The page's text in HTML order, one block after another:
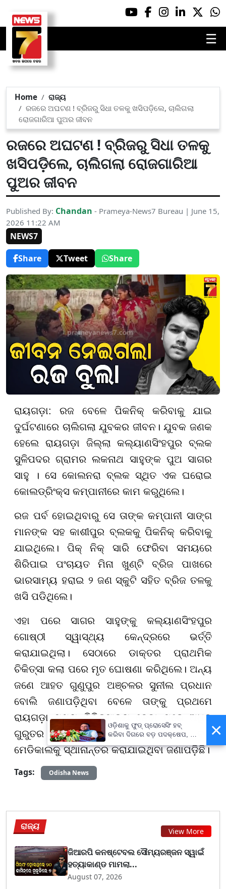
☰
Home
ରାଜ୍ୟ
ରଜରେ ଅଘଟଣ ! ବ୍ରିଜରୁ ସିଧା ତଳକୁ ଖସିପଡ଼ିଲେ, ଚାଲିଗଲା
ରୋଜଗାରିଆ ପୁଅର ଜୀବନ
ରଜରେ ଅଘଟଣ ! ବ୍ରିଜରୁ ସିଧା ତଳକୁ
ଖସିପଡ଼ିଲେ, ଚାଲିଗଲା ରୋଜଗାରିଆ
ପୁଅର ଜୀବନ
Published By: Chandan - Prameya-News7 Bureau | June 15,
2026 11:22 AM
NEWS7
Share
Tweet Share
ରାୟଗଡ଼ା: ରଜ ବେଳେ ପିକନିକ୍ କରିବାକୁ ଯାଇ
ଦୁର୍ଘଟଣାରେ ଚାଲିଗଲା ଯୁବକର ଜୀବନ। ଯୁବକ ଜଣକ
ହେଲେ ରାୟଗଡ଼ା ଜିଲ୍ଲା କଲ୍ୟାଣସିଂହପୁର ବ୍ଲକ
ସୁଳିପଦର ଗ୍ରାମର ଲକନାଥ ସାହୁଙ୍କ ପୁଅ ସାଗର
ସାହୁ । ସେ କୋଲନରା ବ୍ଲକ ସ୍ଥିତ ଏକ ଘରୋଇ
କୋଲଡ୍ରିଂକ୍ସ କମ୍ପାନୀରେ କାମ କରୁଥିଲେ।
ରଜ ପର୍ବ ହୋଇଥିବାରୁ ସେ ତାଙ୍କ କମ୍ପାନୀ ସାଙ୍ଗ
ମାନଙ୍କ ସହ କାଶୀପୁର ବ୍ଲକକୁ ପିକନିକ୍ କରିବାକୁ
ଯାଇଥିଲେ। ପିକ୍ ନିକ୍ ସାରି ଫେରିବା ସମୟରେ
ଶିରିପାଇ ପଂଚାୟତ ମିନା ଖୁଣ୍ଟି ବ୍ରିଜ ପାଖରେ
ଭାରସାମ୍ୟ ହରାଇ ୨ ଜଣ ସ୍କୁଟି ସହିତ ବ୍ରିଜ ତଳକୁ
ଖସି ପଡିଥିଲେ।
ଏହା ପରେ ସାଗର ସାହୁଙ୍କୁ କଲ୍ୟାଣସିଂହପୁର
ଗୋଷ୍ଠୀ ସ୍ୱାସ୍ଥ୍ୟ କେନ୍ଦ୍ରରେ ଭର୍ତ୍ତି
କରାଯାଇଥିଲା। ସେଠାରେ ଡାକ୍ତର ପ୍ରାଥମିକ
ଚିକିତ୍ସା କଲା ପରେ ମୃତ ଘୋଷଣା କରିଥିଲେ। ଅନ୍ୟ
ଜଣେ ଆହତ ଗୁଣୁପୁର ଅଞ୍ଚଳର ସୁନୀଲ ପ୍ରଧାନ
ବୋଲି ଜଣାପଡ଼ିଥିବା ବେଳେ ତାଙ୍କୁ ପ୍ରଥମେ
ରାୟଗଡ଼ା ମୁଖ୍ୟ ଚିକିତ୍ସାଳୟ ନେବା ପରେ ଅଧିକ
ଗୁରୁତର ଅବସ୍ଥାରେ ଥିବାରୁ ବ୍ରହ୍ମପୁର ବଡ଼
ମେଡିକାଲକୁ ସ୍ଥାନାନ୍ତର କରାଯାଇଥିବା ଜଣାପଡ଼ିଛି।
Tags:
Odisha News
ରାଜ୍ୟ View More
ଜିଆରପି କନଷ୍ଟେବଲ ସୌମ୍ୟରଞ୍ଜନ ସ୍ୱାଇଁ
ହତ୍ୟାକାଣ୍ଡ ମାମଲା...
August 07, 2026
×
ଓଡ଼ିଶାକୁ ଫୁଡ୍ ପ୍ରୋସେସିଂ ହବ୍
କରିବା ଦିଗରେ ବଡ଼ ପଦକ୍ଷେପ, ୪୨
ହଜାରରୁ ଅଧିକ ନିଯୁକ୍ତି ସୁଯୋଗ